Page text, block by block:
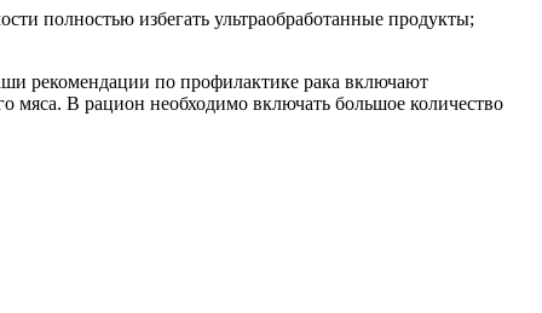
полностью избегать ультраобработанные продукты;
рекомендации по профилактике рака включают
мяса. В рацион необходимо включать большое количество